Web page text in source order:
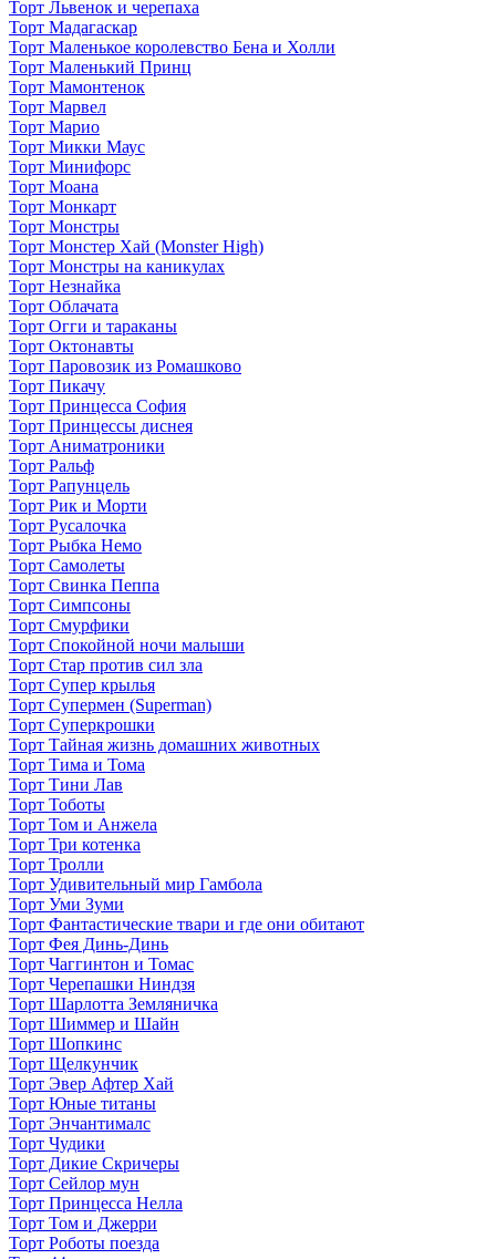
Торт Львенок и черепаха
Торт Мадагаскар
Торт Маленькое королевство Бена и Холли
Торт Маленький Принц
Торт Мамонтенок
Торт Марвел
Торт Марио
Торт Микки Маус
Торт Минифорс
Торт Моана
Торт Монкарт
Торт Монстры
Торт Монстер Хай (Monster High)
Торт Монстры на каникулах
Торт Незнайка
Торт Облачата
Торт Огги и тараканы
Торт Октонавты
Торт Паровозик из Ромашково
Торт Пикачу
Торт Принцесса София
Торт Принцессы диснея
Торт Аниматроники
Торт Ральф
Торт Рапунцель
Торт Рик и Морти
Торт Русалочка
Торт Рыбка Немо
Торт Самолеты
Торт Свинка Пеппа
Торт Симпсоны
Торт Смурфики
Торт Спокойной ночи малыши
Торт Стар против сил зла
Торт Супер крылья
Торт Супермен (Superman)
Торт Суперкрошки
Торт Тайная жизнь домашних животных
Торт Тима и Тома
Торт Тини Лав
Торт Тоботы
Торт Том и Анжела
Торт Три котенка
Торт Тролли
Торт Удивительный мир Гамбола
Торт Уми Зуми
Торт Фантастические твари и где они обитают
Торт Фея Динь-Динь
Торт Чаггинтон и Томас
Торт Черепашки Ниндзя
Торт Шарлотта Земляничка
Торт Шиммер и Шайн
Торт Шопкинс
Торт Щелкунчик
Торт Эвер Афтер Хай
Торт Юные титаны
Торт Энчантималс
Торт Чудики
Торт Дикие Скричеры
Торт Сейлор мун
Торт Принцесса Нелла
Торт Том и Джерри
Торт Роботы поезда